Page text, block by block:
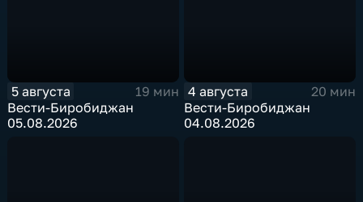
5 августа
19 мин
Вести-Биробиджан
05.08.2026
4 августа
20 мин
Вести-Биробиджан
04.08.2026